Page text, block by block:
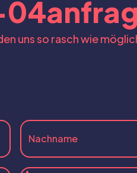
04
uns so rasch wie